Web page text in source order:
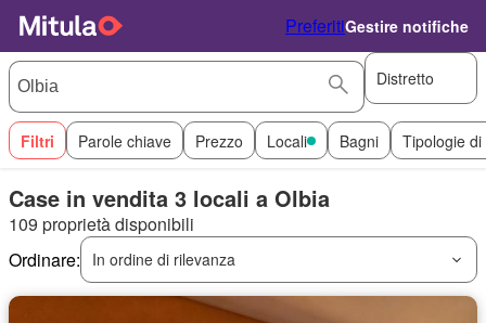
PreferitiGestire notifiche
Distretto
Filtri Parole chiave Prezzo Locali Bagni Tipologie
Case in vendita 3 locali a Olbia
109 proprietà disponibili
Ordinare:
In ordine di rilevanza